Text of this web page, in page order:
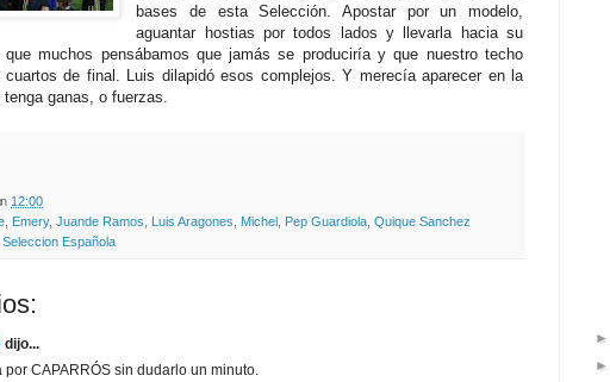
bases de esta Selección. Apostar por un modelo,
aguantar hostias por todos lados y llevarla hacia su
muchos pensábamos que jamás se produciría y que nuestro techo
de final. Luis dilapidó esos complejos. Y merecía aparecer en la
ganas, o fuerzas.
12:00
Emery, Juande Ramos Luis Aragones Michel Pep Guardiola Quique Sanchez
Seleccion Española
dijo...
por CAPARRÓS sin dudarlo un minuto.
►
►